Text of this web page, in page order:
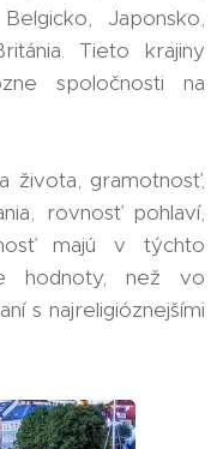
Japonsko,
Tieto krajiny
spoločnosti na
života, gramotnosť,
rovnosť pohlaví,
majú v týchto
hodnoty, než vo
s najreligióznejšími